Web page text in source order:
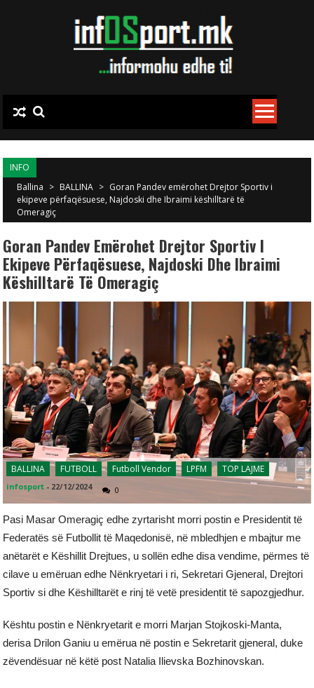
INFO
Ballina > BALLINA > Goran Pandev emërohet Drejtor Sportiv i
ekipeve përfaqësuese, Najdoski dhe Ibraimi këshilltarë të
Omeragiç
Goran Pandev Emërohet Drejtor Sportiv I
Ekipeve Përfaqësuese, Najdoski Dhe Ibraimi
Këshilltarë Të Omeragiç
BALLINA FUTBOLL Futboll Vendor LPFM TOP LAJME
infosport - 22/12/2024 0
Pasi Masar Omeragiç edhe zyrtarisht morri postin e Presidentit të
Federatës së Futbollit të Maqedonisë, në mbledhjen e mbajtur me
anëtarët e Këshillit Drejtues, u sollën edhe disa vendime, përmes të
cilave u emëruan edhe Nënkryetari i ri, Sekretari Gjeneral, Drejtori
Sportiv si dhe Këshilltarët e rinj të vetë presidentit të sapozgjedhur.
Kështu postin e Nënkryetarit e morri Marjan Stojkoski-Manta,
derisa Drilon Ganiu u emërua në postin e Sekretarit gjeneral, duke
zëvendësuar në këtë post Natalia Ilievska Bozhinovskan.